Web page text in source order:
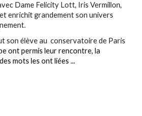
Dame Felicity Lott, Iris Vermillon,
enrichit grandement son univers
son élève au conservatoire de Paris
ont permis leur rencontre, la
mots les ont liées ...